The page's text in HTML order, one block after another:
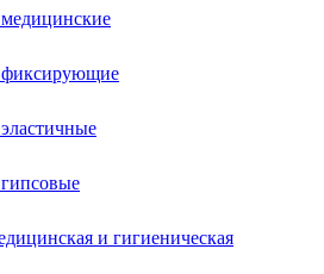
и гигиеническая